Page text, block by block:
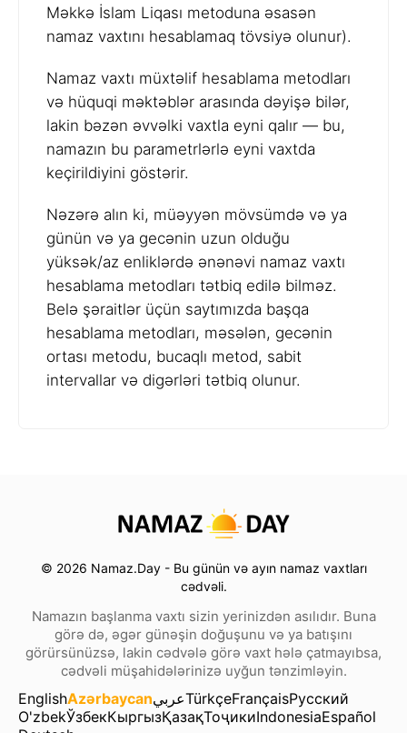
Məkkə İslam Liqası metoduna əsasən
namaz vaxtını hesablamaq tövsiyə olunur).
Namaz vaxtı müxtəlif hesablama metodları
və hüquqi məktəblər arasında dəyişə bilər,
lakin bəzən əvvəlki vaxtla eyni qalır — bu,
namazın bu parametrlərlə eyni vaxtda
keçirildiyini göstərir.
Nəzərə alın ki, müəyyən mövsümdə və ya
günün və ya gecənin uzun olduğu
yüksək/az enliklərdə ənənəvi namaz vaxtı
hesablama metodları tətbiq edilə bilməz.
Belə şəraitlər üçün saytımızda başqa
hesablama metodları, məsələn, gecənin
ortası metodu, bucaqlı metod, sabit
intervallar və digərləri tətbiq olunur.
© 2026 Namaz.Day - Bu günün və ayın namaz vaxtları
cədvəli.
Namazın başlanma vaxtı sizin yerinizdən asılıdır. Buna
görə də, əgər günəşin doğuşunu və ya batışını
görürsünüzsə, lakin cədvələ görə vaxt hələ çatmayıbsa,
cədvəli müşahidələrinizə uyğun tənzimləyin.
EnglishAzərbaycanعربيTürkçeFrançaisРусский
O'zbekЎзбекКыргызҚазақТоҷикиIndonesiaEspañol